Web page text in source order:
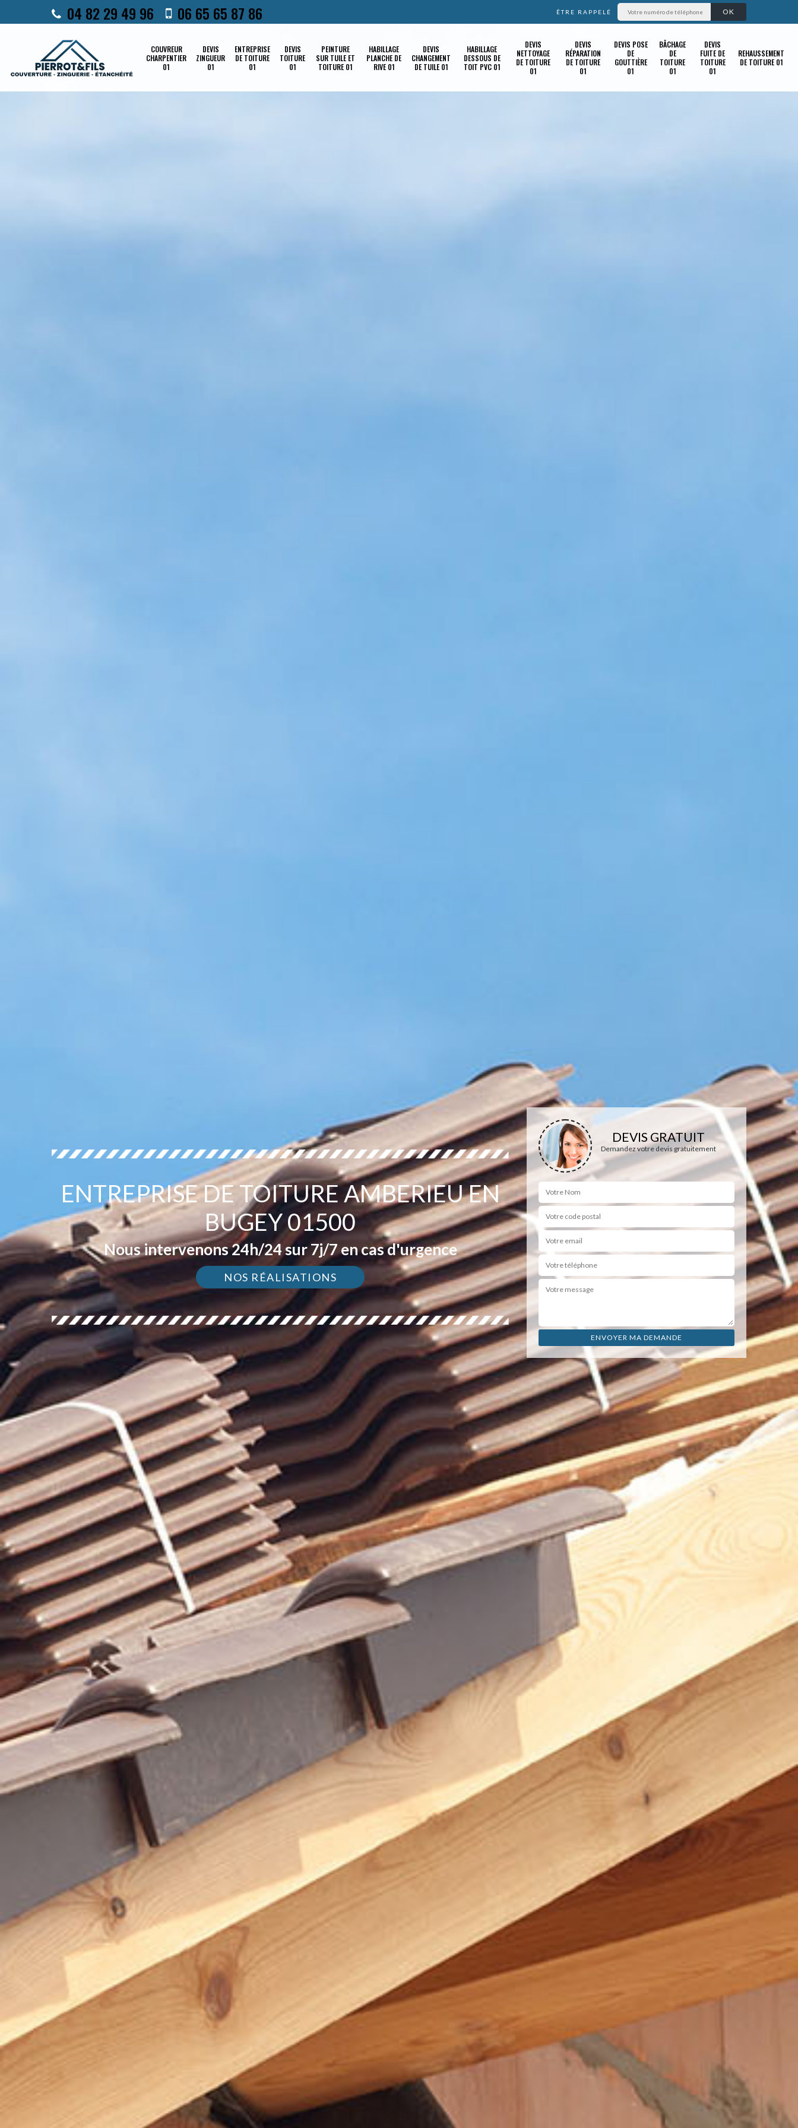
04 82 29 49 96 06 65 65 87 86 ÊTRE RAPPELÉ
COUVREUR
CHARPENTIER
01
DEVIS
ZINGUEUR
01
ENTREPRISE
DE TOITURE
01
DEVIS
TOITURE
01
PEINTURE
SUR TUILE ET
TOITURE 01
HABILLAGE
PLANCHE DE
RIVE 01
DEVIS
CHANGEMENT
DE TUILE 01
HABILLAGE
DESSOUS DE
TOIT PVC 01
DEVIS
NETTOYAGE
DE TOITURE
01
DEVIS
RÉPARATION
DE TOITURE
01
DEVIS POSE
DE
GOUTTIÈRE
01
BÂCHAGE
DE
TOITURE
01
DEVIS
FUITE DE
TOITURE
01
REHAUSSEMENT
DE TOITURE 01
ENTREPRISE DE TOITURE AMBERIEU EN
BUGEY 01500
Nous intervenons 24h/24 sur 7j/7 en cas d'urgence
NOS RÉALISATIONS
DEVIS GRATUIT
Demandez votre devis gratuitement